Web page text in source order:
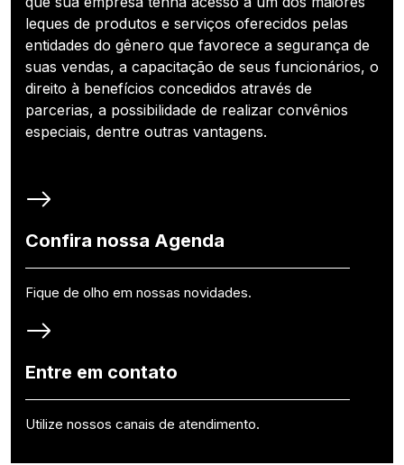
leques de produtos e serviços oferecidos pelas
entidades do gênero que favorece a segurança de
suas vendas, a capacitação de seus funcionários, o
direito à benefícios concedidos através de
parcerias, a possibilidade de realizar convênios
especiais, dentre outras vantagens.
Confira nossa Agenda
Fique de olho em nossas novidades.
Entre em contato
Utilize nossos canais de atendimento.